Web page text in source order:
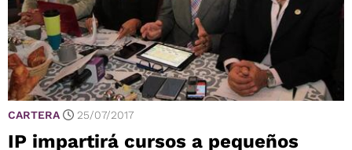
CARTERA 25/07/2017
IP impartirá cursos a pequeños